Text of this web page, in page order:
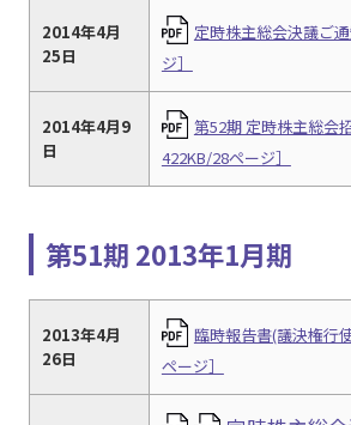
2014年4月
25日
定時株主総会決議ご
ジ］
2014年4月9
日
第52期 定時株主総会
422KB/28ページ］
第51期 2013年1月期
2013年4月
26日
臨時報告書(議決権行
ページ］